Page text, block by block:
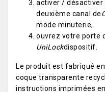
activer / désactiver
deuxième canal de
mode minuterie;
ouvrez votre porte
UniLockdispositif.
Le produit est fabriqué
coque transparente
instructions imprimées